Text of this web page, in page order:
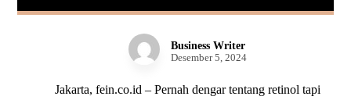
Business Writer
Desember 5, 2024
Jakarta, fein.co.id – Pernah dengar tentang retinol tapi